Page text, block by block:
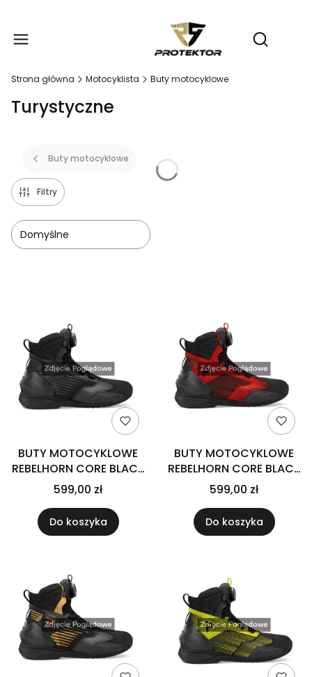
Otwórz
Strona główna Motocyklista Buty motocyklowe
Turystyczne
Buty motocyklowe
Filtry
Domyślne
BUTY MOTOCYKLOWE
REBELHORN CORE BLACK
35
599,00 zł
Do koszyka
BUTY MOTOCYKLOWE
REBELHORN CORE BLACK
RED 35
599,00 zł
Do koszyka